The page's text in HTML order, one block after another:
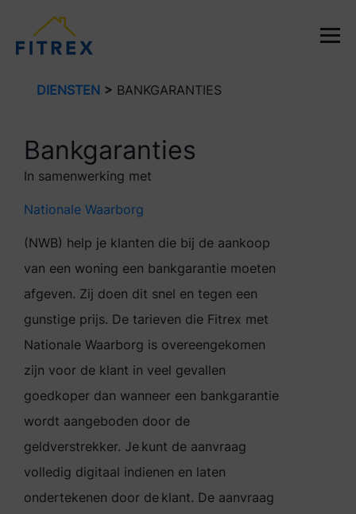
DIENSTEN > BANKGARANTIES
Bankgaranties
In samenwerking met
Nationale Waarborg
(NWB) help je klanten die bij de aankoop
van een woning een bankgarantie moeten
afgeven. Zij doen dit snel en tegen een
gunstige prijs. De tarieven die Fitrex met
Nationale Waarborg is overeengekomen
zijn voor de klant in veel gevallen
goedkoper dan wanneer een bankgarantie
wordt aangeboden door de
geldverstrekker. Je kunt de aanvraag
volledig digitaal indienen en laten
ondertekenen door de klant. De aanvraag